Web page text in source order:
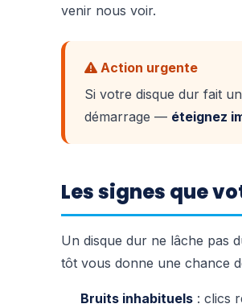
venir nous voir.
Action urgente
Si votre disque dur fait
démarrage — éteignez
Les signes que
Un disque dur ne lâche pas
tôt vous donne une chance
Bruits inhabituels : clics